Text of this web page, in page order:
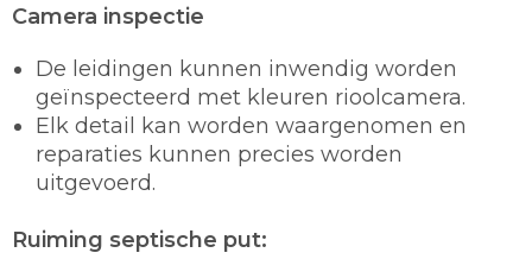
Camera inspectie
De leidingen kunnen inwendig worden
geïnspecteerd met kleuren rioolcamera.
Elk detail kan worden waargenomen en
reparaties kunnen precies worden
uitgevoerd.
Ruiming septische put: